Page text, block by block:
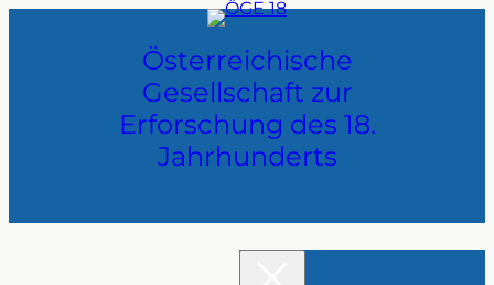
Österreichische
Gesellschaft zur
Erforschung des 18.
Jahrhunderts